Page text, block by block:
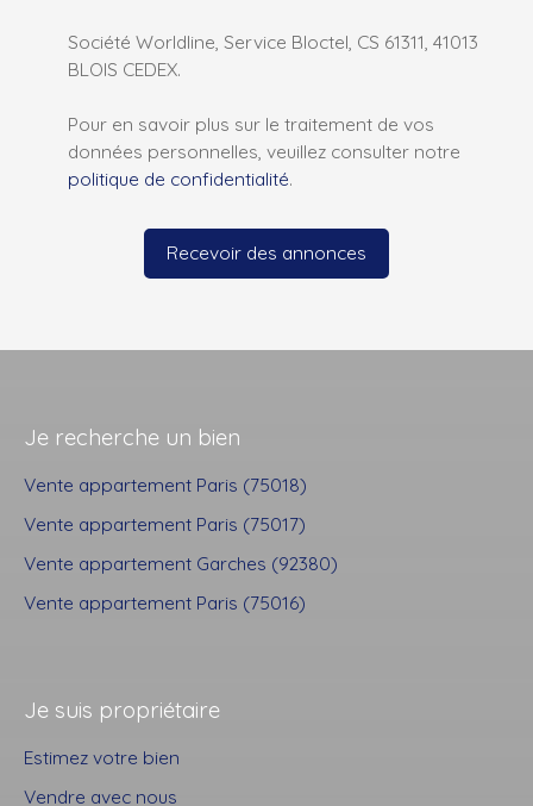
Société Worldline, Service Bloctel, CS 61311, 41013
BLOIS CEDEX.
Pour en savoir plus sur le traitement de vos
données personnelles, veuillez consulter notre
politique de confidentialité.
Recevoir des annonces
Je recherche un bien
Vente appartement Paris (75018)
Vente appartement Paris (75017)
Vente appartement Garches (92380)
Vente appartement Paris (75016)
Je suis propriétaire
Estimez votre bien
Vendre avec nous